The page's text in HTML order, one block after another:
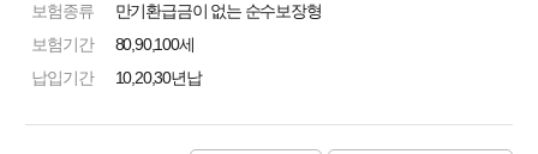
보험종류
만기환급금이 없는 순수보장형
보험기간
80,90,100세
납입기간
10,20,30년납